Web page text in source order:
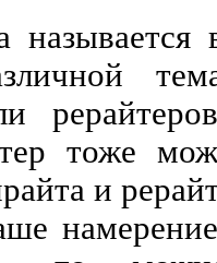
называется
тоже
и